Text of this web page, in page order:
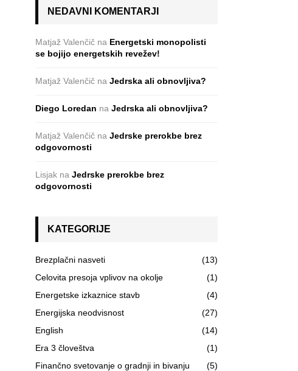
NEDAVNI KOMENTARJI
Matjaž Valenčič na Energetski monopolisti
se bojijo energetskih revežev!
Matjaž Valenčič na Jedrska ali obnovljiva?
Diego Loredan na Jedrska ali obnovljiva?
Matjaž Valenčič na Jedrske prerokbe brez
odgovornosti
Lisjak na Jedrske prerokbe brez
odgovornosti
KATEGORIJE
Brezplačni nasveti
(13)
Celovita presoja vplivov na okolje
(1)
Energetske izkaznice stavb
(4)
Energijska neodvisnost
(27)
English
(14)
Era 3 človeštva
(1)
Finančno svetovanje o gradnji in bivanju
(5)